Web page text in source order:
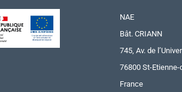
NAE
Bât. CRIANN
745, Av. de
76800 St-Etienne-
France